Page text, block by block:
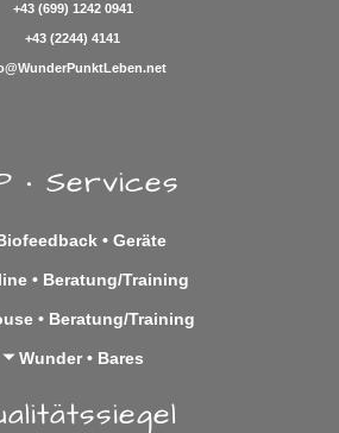
+43 (699) 1242 0941
+43 (2244) 4141
• Services
• Geräte
• Beratung/Training
• Beratung/Training
Wunder • Bares